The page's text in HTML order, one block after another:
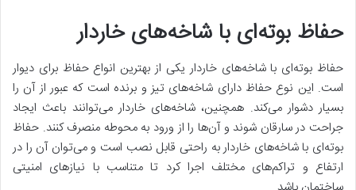
حفاظ بوتهای با شاخههای خاردار
حفاظ بوتهای با شاخههای خاردار یکی از بهترین انواع حفاظ برای دیوار
است. این نوع حفاظ دارای شاخههای تیز و برنده است که عبور از آن را
بسیار دشوار میکند. همچنین، شاخههای خاردار میتوانند باعث ایجاد
جراحت در سارقان شوند و آنها را از ورود به محوطه منصرف کنند. حفاظ
بوتهای با شاخههای خاردار به راحتی قابل نصب است و میتوان آن را در
ارتفاع و تراکمهای مختلف اجرا کرد تا متناسب با نیازهای امنیتی